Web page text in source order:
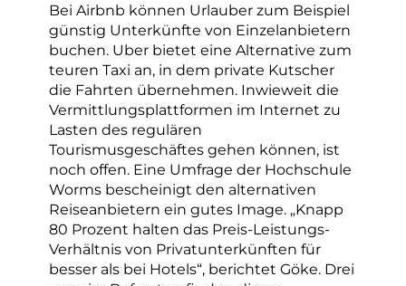
Bei Airbnb können Urlauber zum Beispiel
günstig Unterkünfte von Einzelanbietern
buchen. Uber bietet eine Alternative zum
teuren Taxi an, in dem private Kutscher
die Fahrten übernehmen. Inwieweit die
Vermittlungsplattformen im Internet zu
Lasten des regulären
Tourismusgeschäftes gehen können, ist
noch offen. Eine Umfrage der Hochschule
Worms bescheinigt den alternativen
Reiseanbietern ein gutes Image. „Knapp
80 Prozent halten das Preis-Leistungs-
Verhältnis von Privatunterkünften für
besser als bei Hotels“, berichtet Göke. Drei